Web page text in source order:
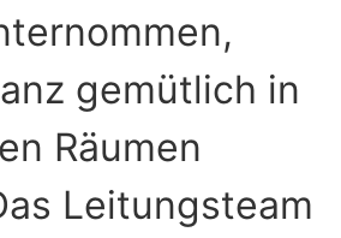
gemütlich in
Räumen
Leitungsteam